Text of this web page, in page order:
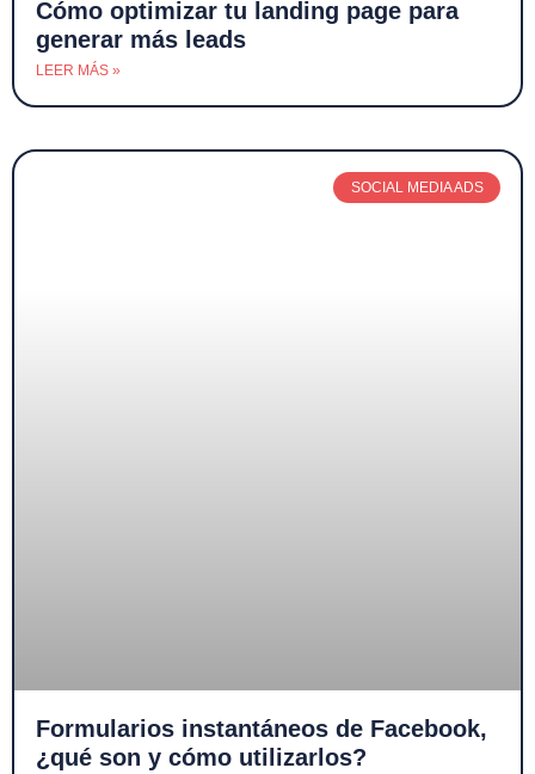
Cómo optimizar tu landing page para
generar más leads
LEER MÁS »
SOCIAL MEDIA ADS
Formularios instantáneos de Facebook,
¿qué son y cómo utilizarlos?